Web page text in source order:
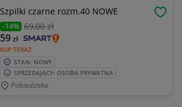
Szpilki czarne rozm.40 NOWE
-14% 69,00 zł
KUP TERAZ
59zł
STAN: NOWY
SPRZEDAJĄCY: OSOBA PRYWATNA
Pobiedziska